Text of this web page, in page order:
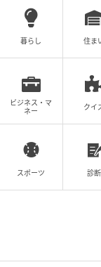
の
暮らし 住ま
ビジネス・マ
ネー
クイ
スポーツ 診断